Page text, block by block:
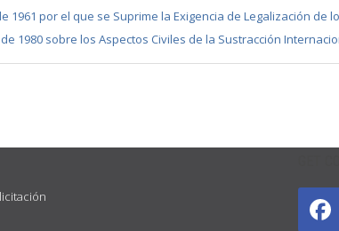
1961 por el que se Suprime la Exigencia de Legalización de
1980 sobre los Aspectos Civiles de la Sustracción